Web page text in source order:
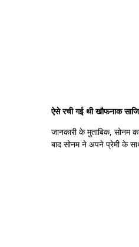
ऐसे रची गई थी खौफनाक
जानकारी के मुताबिक, सोनम
बाद सोनम ने अपने प्रेमी के